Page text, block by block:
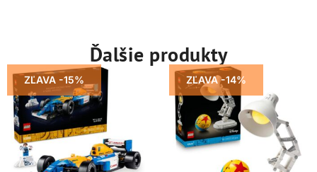
Ďalšie produkty
ZĽAVA -15% ZĽAVA -14%